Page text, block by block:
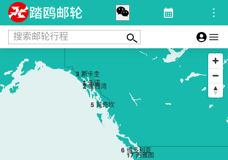
搜索邮轮行程
17 西雅图
2 崔西湾
3 斯卡圭
4 朱诺
5 凯奇坎
6 维多利亚